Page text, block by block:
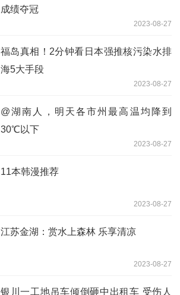
成绩夺冠
2023-08-27
福岛真相！2分钟看日本强推核污染水排
海5大手段
2023-08-27
@湖南人，明天各市州最高温均降到
30℃以下
2023-08-27
11本韩漫推荐
2023-08-27
江苏金湖：赏水上森林 乐享清凉
2023-08-27
银川一工地吊车倾倒砸中出租车 受伤人